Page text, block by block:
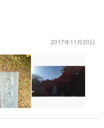
2017年11月20日